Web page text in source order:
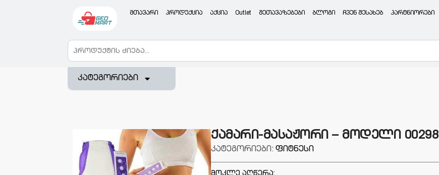
მთავარი პროდუქცია აქცია Outlet შეთავაზებები ბლოგი ჩვენ შესახებ პარტნიორები
კატეგორიები
ქამარი-მასაჟორი – მოდელი 00298
კატეგორიები: ფიტნესი